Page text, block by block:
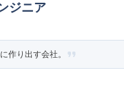
ジニア
作り出す会社。